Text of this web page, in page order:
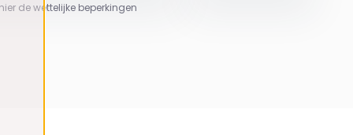
de wettelijke beperkingen